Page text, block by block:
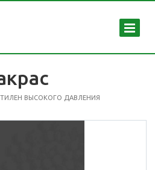
ВЫСОКОГО ДАВЛЕНИЯ